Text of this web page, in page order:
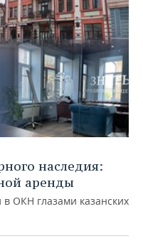
наследия:
аренды
ОКН глазами казанских